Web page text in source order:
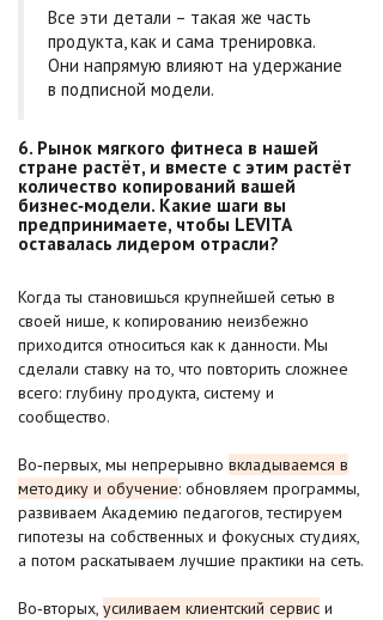
Все эти детали – такая же часть
продукта, как и сама тренировка.
Они напрямую влияют на удержание
в подписной модели.
6. Рынок мягкого фитнеса в нашей
стране растёт, и вместе с этим растёт
количество копирований вашей
бизнес‑модели. Какие шаги вы
предпринимаете, чтобы LEVITA
оставалась лидером отрасли?
Когда ты становишься крупнейшей сетью в
своей нише, к копированию неизбежно
приходится относиться как к данности. Мы
сделали ставку на то, что повторить сложнее
всего: глубину продукта, систему и
сообщество.
Во‑первых, мы непрерывно вкладываемся в
методику и обучение: обновляем программы,
развиваем Академию педагогов, тестируем
гипотезы на собственных и фокусных студиях,
а потом раскатываем лучшие практики на сеть.
Во‑вторых, усиливаем клиентский сервис и